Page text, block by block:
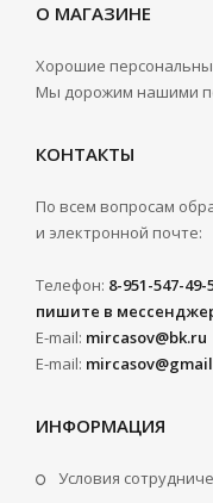
О МАГАЗИНЕ
Хорошие
Мы дорожим нашими
КОНТАКТЫ
По всем вопросам
и электронной почте:
Телефон: 8-951-547-
пишите в
E-mail: mircasov@bk.ru
E-mail:
ИНФОРМАЦИЯ
Условия